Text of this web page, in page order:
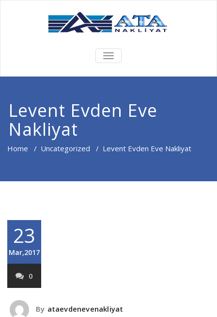
TOGGLE
NAVIGATION
Levent Evden Eve
Nakliyat
Home / Uncategorized / Levent Evden Eve Nakliyat
23
Mar,2017
0
By ataevdenevenakliyat